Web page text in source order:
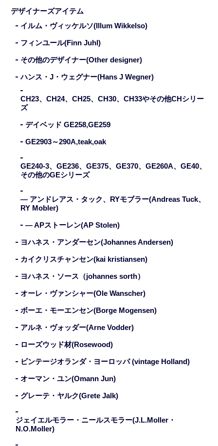
デザイナーズアイテム
イルム・ヴィッケルソ(Illum Wikkelso)
フィンユール(Finn Juhl)
その他のデザイナー(Other designer)
ハンス・J・ウェグナー(Hans J Wegner)
CH23、CH24、CH25、CH30、CH33やその他CHシリー
ズ
デイベッド GE258,GE259
GE2903～290A,teak,oak
GE240-3、GE236、GE375、GE370、GE260A、GE40、
その他のGEシリーズ
— アンドレアス・タック、RYモブラー(Andreas Tuck、
RY Mobler)
— APストーレン(AP Stolen)
ヨハネス・アンダーセン(Johannes Andersen)
カイクリスチャンセン(kai kristiansen)
ヨハネス・ソース（johannes sorth）
オーレ・ヴァンシャー(Ole Wanscher)
ボーエ・モーエンセン(Borge Mogensen)
アルネ・ヴォッダー(Arne Vodder)
ローズウッド材(Rosewood)
ビンテージオランダ・ヨーロッパ (vintage Holland)
オーマン・ユン(Omann Jun)
グレーテ・ヤルク(Grete Jalk)
ジェイエルモラー・ニールスモラー(J.L.Moller・
N.O.Moller)